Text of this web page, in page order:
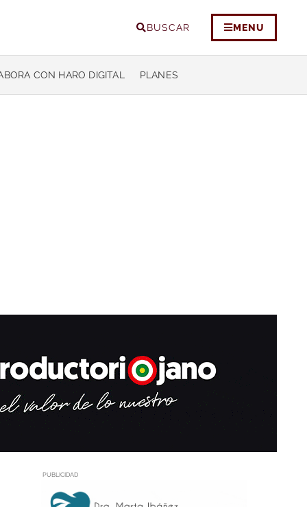
BUSCAR MENU
CON HARO DIGITAL PLANES
PUBLICIDAD